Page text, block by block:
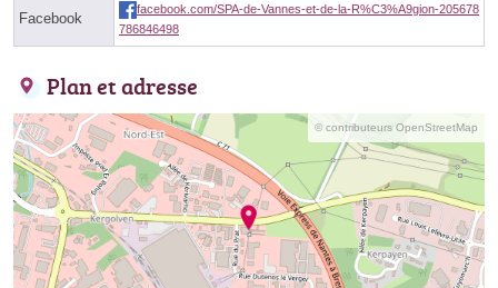
Facebook
facebook.com/SPA-de-Vannes-et-de-la-R%C3%A9gion-205678
786846498
Plan et adresse
© contributeurs OpenStreetMap